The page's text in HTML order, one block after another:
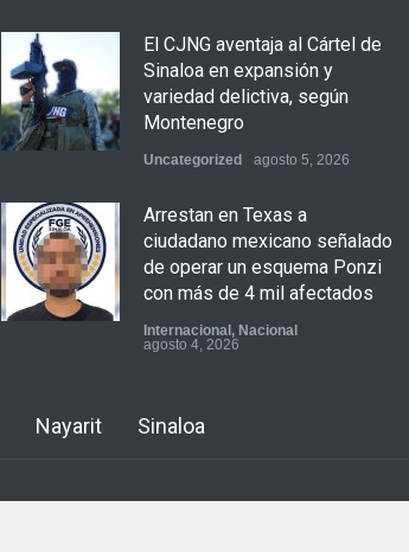
El CJNG aventaja al Cártel de
Sinaloa en expansión y
variedad delictiva, según
Montenegro
Uncategorized agosto 5, 2026
Arrestan en Texas a
ciudadano mexicano señalado
de operar un esquema Ponzi
con más de 4 mil afectados
Internacional , Nacional
agosto 4, 2026
movilizan este lunes en
y horario de la protesta?
Nayarit Sinaloa